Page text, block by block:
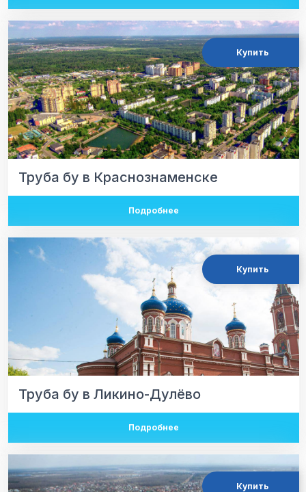
Купить
Труба бу в Краснознаменске
Подробнее
Купить
Труба бу в Ликино-Дулёво
Подробнее
Купить